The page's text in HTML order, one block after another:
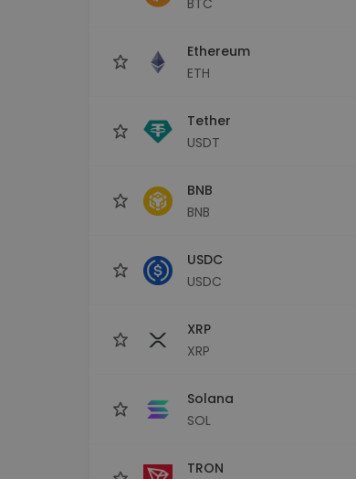
Ethereum
ETH
Tether
USDT
BNB
BNB
USDC
USDC
XRP
XRP
Solana
SOL
TRON